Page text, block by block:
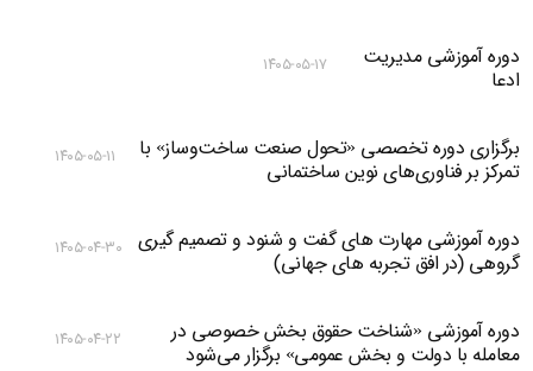
دوره آموزشی مدیریت
ادعا
۱۴۰۵-۰۵-۱۷
برگزاری دوره تخصصی «تحول صنعت ساخت‌وساز» با
تمرکز بر فناوری‌های نوین ساختمانی
۱۴۰۵-۰۵-۱۱
دوره آموزشی مهارت های گفت و شنود و تصمیم گیری
گروهی (در افق تجربه های جهانی)
۱۴۰۵-۰۴-۳۰
دوره آموزشی «شناخت حقوق بخش خصوصی در
معامله با دولت و بخش عمومی» برگزار می‌شود
۱۴۰۵-۰۴-۲۲